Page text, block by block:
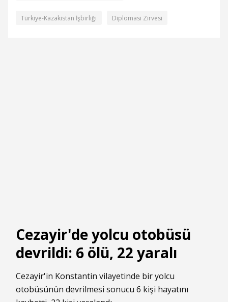
Türkiye-Kazakistan İşbirliği Diplomasi Zirvesi
Cezayir'de yolcu otobüsü
devrildi: 6 ölü, 22 yaralı
Cezayir'in Konstantin vilayetinde bir yolcu
otobüsünün devrilmesi sonucu 6 kişi hayatını